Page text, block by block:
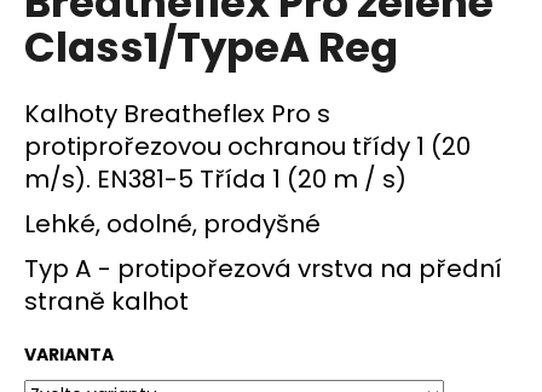
5
hvězdiček.
Class1/TypeA Reg
Kalhoty Breatheflex Pro s
protiprořezovou ochranou třídy 1 (20
m/s). EN381-5 Třída 1 (20 m / s)
Lehké, odolné, prodyšné
Typ A - protipořezová vrstva na přední
straně kalhot
VARIANTA
u
j
m
e